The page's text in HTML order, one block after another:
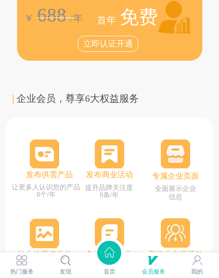
立即认证开通
|企业会员，尊享6大权益服务
发布供需产品 发布商业活动 专属企业页面
站内推荐广告位 免费推荐企业 享行业交流活动
让更多人认识您的产品
8个/年
提升品牌关注度
8条/年
全面展示企业
信息
多维度展示推广
更多采购商找到您
助力拓展关系
￥ 688 /年 首年 免费
————
热门服务 发现 首页 会员服务 我的